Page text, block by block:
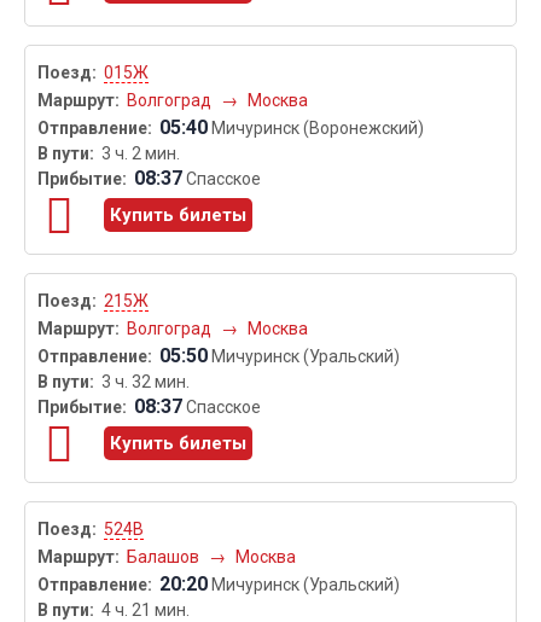
015Ж
Волгоград
→ Москва
05:40 Мичуринск (Воронежский)
3 ч. 2 мин.
08:37Спасское
Купить билеты
215Ж
Волгоград
→ Москва
05:50 Мичуринск (Уральский)
3 ч. 32 мин.
08:37Спасское
Купить билеты
524В
Балашов
→ Москва
20:20 Мичуринск (Уральский)
4 ч. 21 мин.